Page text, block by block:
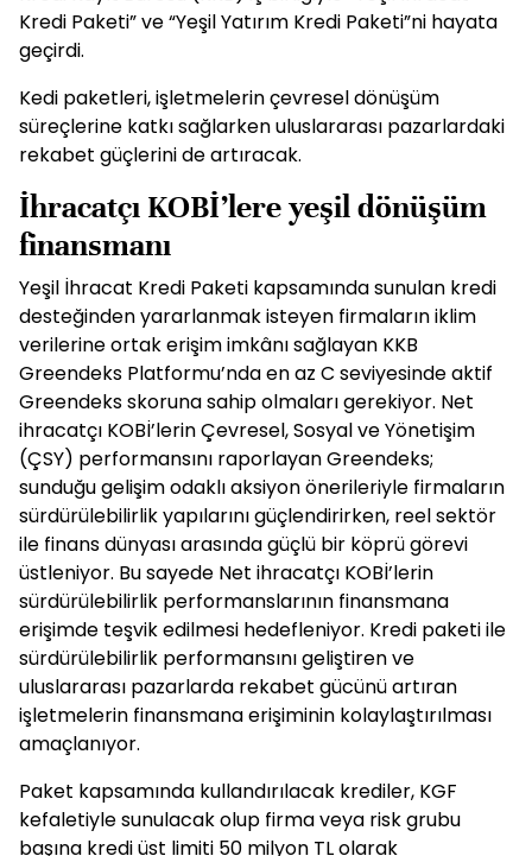
Kredi Paketi” ve “Yeşil Yatırım Kredi Paketi”ni hayata
geçirdi.
Kedi paketleri, işletmelerin çevresel dönüşüm
süreçlerine katkı sağlarken uluslararası pazarlardaki
rekabet güçlerini de artıracak.
İhracatçı KOBİ’lere yeşil dönüşüm
finansmanı
Yeşil İhracat Kredi Paketi kapsamında sunulan kredi
desteğinden yararlanmak isteyen firmaların iklim
verilerine ortak erişim imkânı sağlayan KKB
Greendeks Platformu’nda en az C seviyesinde aktif
Greendeks skoruna sahip olmaları gerekiyor. Net
ihracatçı KOBİ’lerin Çevresel, Sosyal ve Yönetişim
(ÇSY) performansını raporlayan Greendeks;
sunduğu gelişim odaklı aksiyon önerileriyle firmaların
sürdürülebilirlik yapılarını güçlendirirken, reel sektör
ile finans dünyası arasında güçlü bir köprü görevi
üstleniyor. Bu sayede Net ihracatçı KOBİ’lerin
sürdürülebilirlik performanslarının finansmana
erişimde teşvik edilmesi hedefleniyor. Kredi paketi ile
sürdürülebilirlik performansını geliştiren ve
uluslararası pazarlarda rekabet gücünü artıran
işletmelerin finansmana erişiminin kolaylaştırılması
amaçlanıyor.
Paket kapsamında kullandırılacak krediler, KGF
kefaletiyle sunulacak olup firma veya risk grubu
başına kredi üst limiti 50 milyon TL olarak